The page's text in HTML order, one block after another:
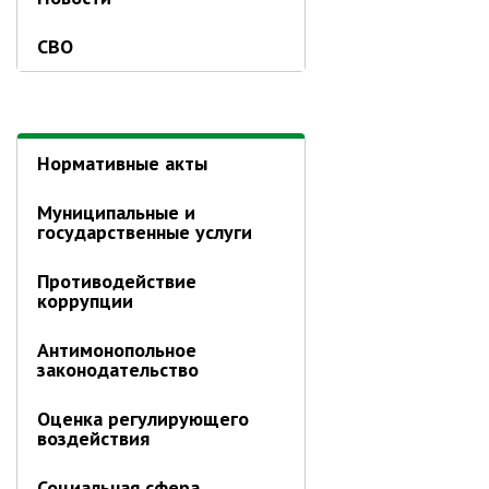
Последние материалы
(расширенное представление)
Новости от primorsky.ru
Приморскому
СВО
Нормативные акты
Муниципальные и
государственные услуги
Противодействие
коррупции
Антимонопольное
законодательство
Оценка регулирующего
воздействия